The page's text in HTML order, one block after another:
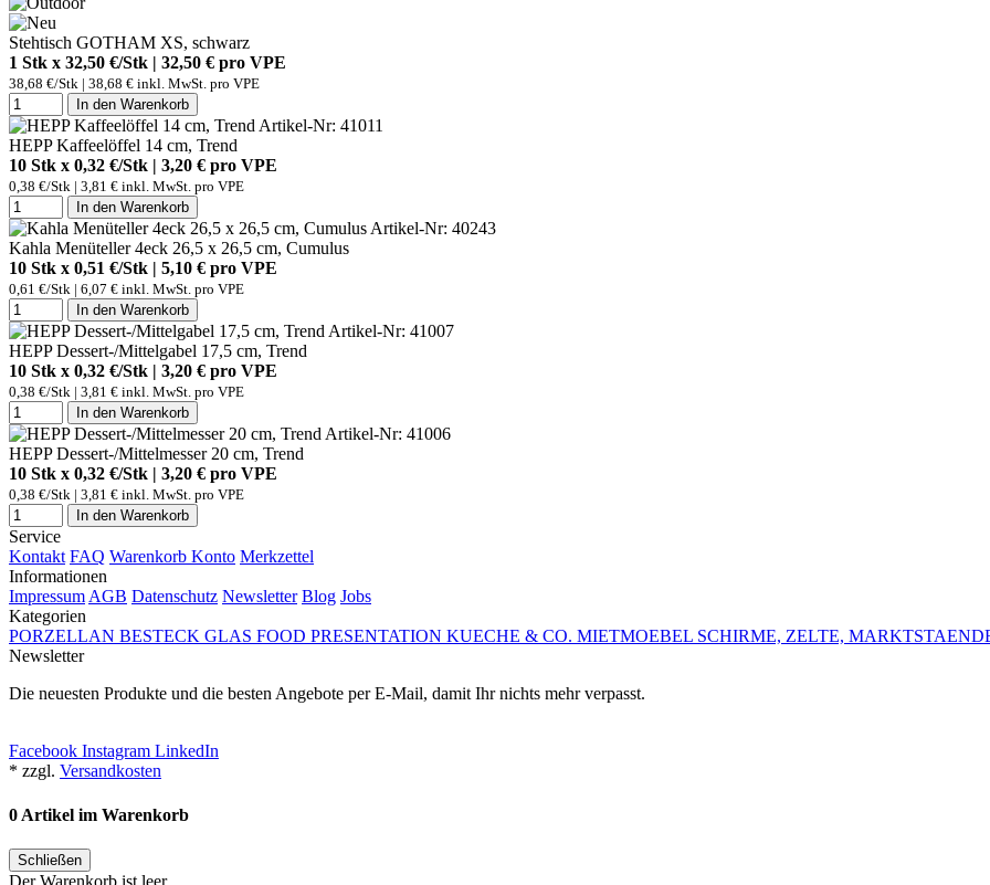
Stehtisch GOTHAM XS, schwarz
1 Stk x 32,50 €/Stk | 32,50 € pro VPE
38,68 €/Stk | 38,68 € inkl. MwSt. pro VPE
In den Warenkorb
Artikel-Nr: 41011
HEPP Kaffeelöffel 14 cm, Trend
10 Stk x 0,32 €/Stk | 3,20 € pro VPE
0,38 €/Stk | 3,81 € inkl. MwSt. pro VPE
In den Warenkorb
Artikel-Nr: 40243
Kahla Menüteller 4eck 26,5 x 26,5 cm, Cumulus
10 Stk x 0,51 €/Stk | 5,10 € pro VPE
0,61 €/Stk | 6,07 € inkl. MwSt. pro VPE
In den Warenkorb
Artikel-Nr: 41007
HEPP Dessert-/Mittelgabel 17,5 cm, Trend
10 Stk x 0,32 €/Stk | 3,20 € pro VPE
0,38 €/Stk | 3,81 € inkl. MwSt. pro VPE
In den Warenkorb
Artikel-Nr: 41006
HEPP Dessert-/Mittelmesser 20 cm, Trend
10 Stk x 0,32 €/Stk | 3,20 € pro VPE
0,38 €/Stk | 3,81 € inkl. MwSt. pro VPE
In den Warenkorb
Service
Kontakt FAQ Warenkorb Konto Merkzettel
Informationen
Impressum AGB Datenschutz Newsletter Blog Jobs
Kategorien
PORZELLAN BESTECK GLAS FOOD PRESENTATION KUECHE & CO. MIETMOEBEL SCHIRME, ZELTE,
Newsletter
Die neuesten Produkte und die besten Angebote per E-Mail, damit Ihr nichts mehr verpasst.
Facebook Instagram LinkedIn
* zzgl. Versandkosten
0 Artikel im Warenkorb
Schließen
Der Warenkorb ist leer.